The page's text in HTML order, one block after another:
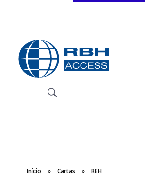
Início » Cartas » RBH